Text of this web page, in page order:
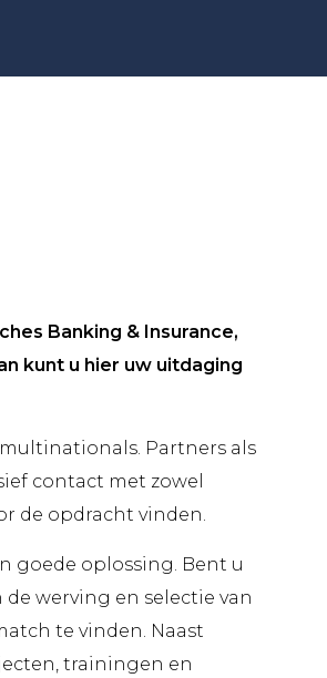
Banking & Insurance,
kunt u hier uw uitdaging
Partners als
contact met zowel
de opdracht vinden.
goede oplossing. Bent u
werving en selectie van
te vinden. Naast
trainingen en